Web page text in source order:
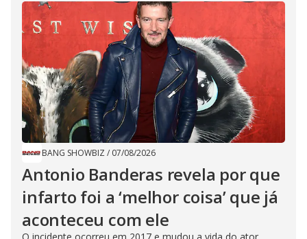
BANG SHOWBIZ / 07/08/2026
Antonio Banderas revela por que
infarto foi a ‘melhor coisa’ que já
aconteceu com ele